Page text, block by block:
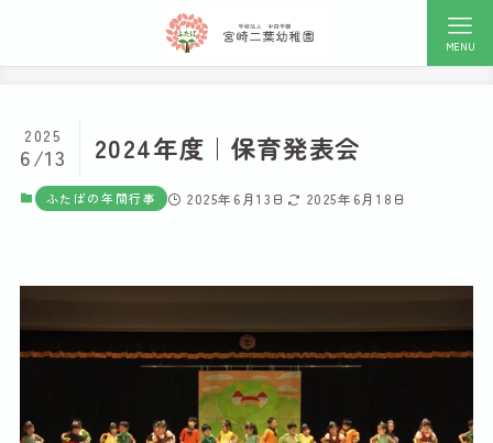
MENU
2024年度｜保育発表会
2025
6/13
ふたばの年間行事 2025年6月13日 2025年6月18日